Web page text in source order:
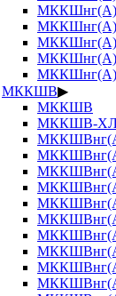
МККШВ▶
МККШВ
МККШВ-